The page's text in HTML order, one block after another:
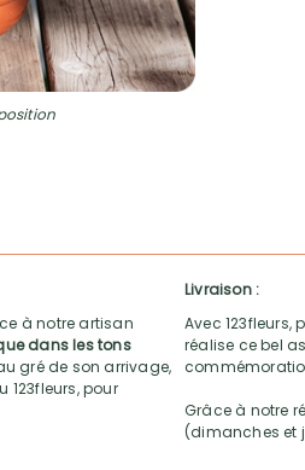
à notre artisan
dans les tons
gré de son arrivage,
pour
Livraison :
Avec
réalise ce bel
Grâce à notre
(dimanches et